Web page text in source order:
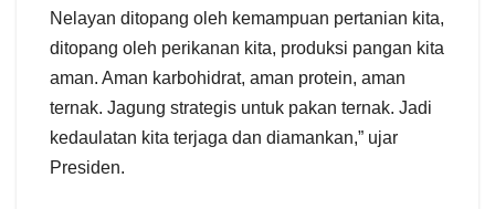
Nelayan ditopang oleh kemampuan pertanian kita,
ditopang oleh perikanan kita, produksi pangan kita
aman. Aman karbohidrat, aman protein, aman
ternak. Jagung strategis untuk pakan ternak. Jadi
kedaulatan kita terjaga dan diamankan,” ujar
Presiden.